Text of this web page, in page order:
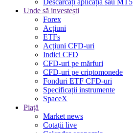
Unde să investești
Forex
Acțiuni
ETFs
Acțiuni CFD-uri
Indici CFD
CFD-uri pe mărfuri
CFD-uri pe criptomonede
Fonduri ETF CFD-uri
Specificații instrumente
SpaceX
Piață
Market news
Cotații live